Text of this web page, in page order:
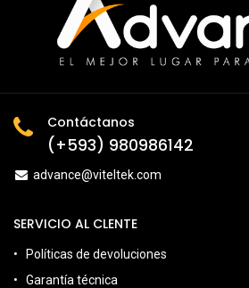
Contáctanos
(+593) 980986142
advance@viteltek.com
SERVICIO AL CLENTE
Políticas de devoluciones
Garantía técnica